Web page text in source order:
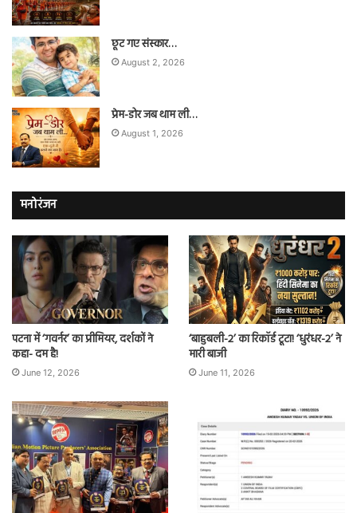
छूट गए संस्कार…
August 2, 2026
प्रेम-डोर जब थाम ली…
August 1, 2026
मनोरंजन
पटना में ‘गवर्नर’ का प्रीमियर, दर्शकों ने
कहा- दम है!
June 12, 2026
‘बाहुबली-2’ का रिकॉर्ड टूटा! ‘धुरंधर-2’ ने
मारी बाजी
June 11, 2026